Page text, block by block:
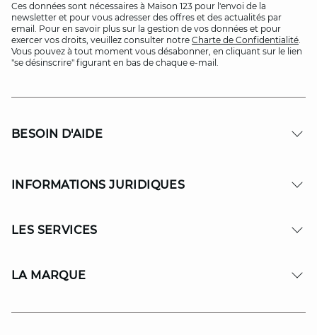
Ces données sont nécessaires à Maison 123 pour l'envoi de la
newsletter et pour vous adresser des offres et des actualités par
email. Pour en savoir plus sur la gestion de vos données et pour
exercer vos droits, veuillez consulter notre Charte de Confidentialité.
Vous pouvez à tout moment vous désabonner, en cliquant sur le lien
"se désinscrire" figurant en bas de chaque e-mail.
BESOIN D'AIDE
INFORMATIONS JURIDIQUES
LES SERVICES
LA MARQUE